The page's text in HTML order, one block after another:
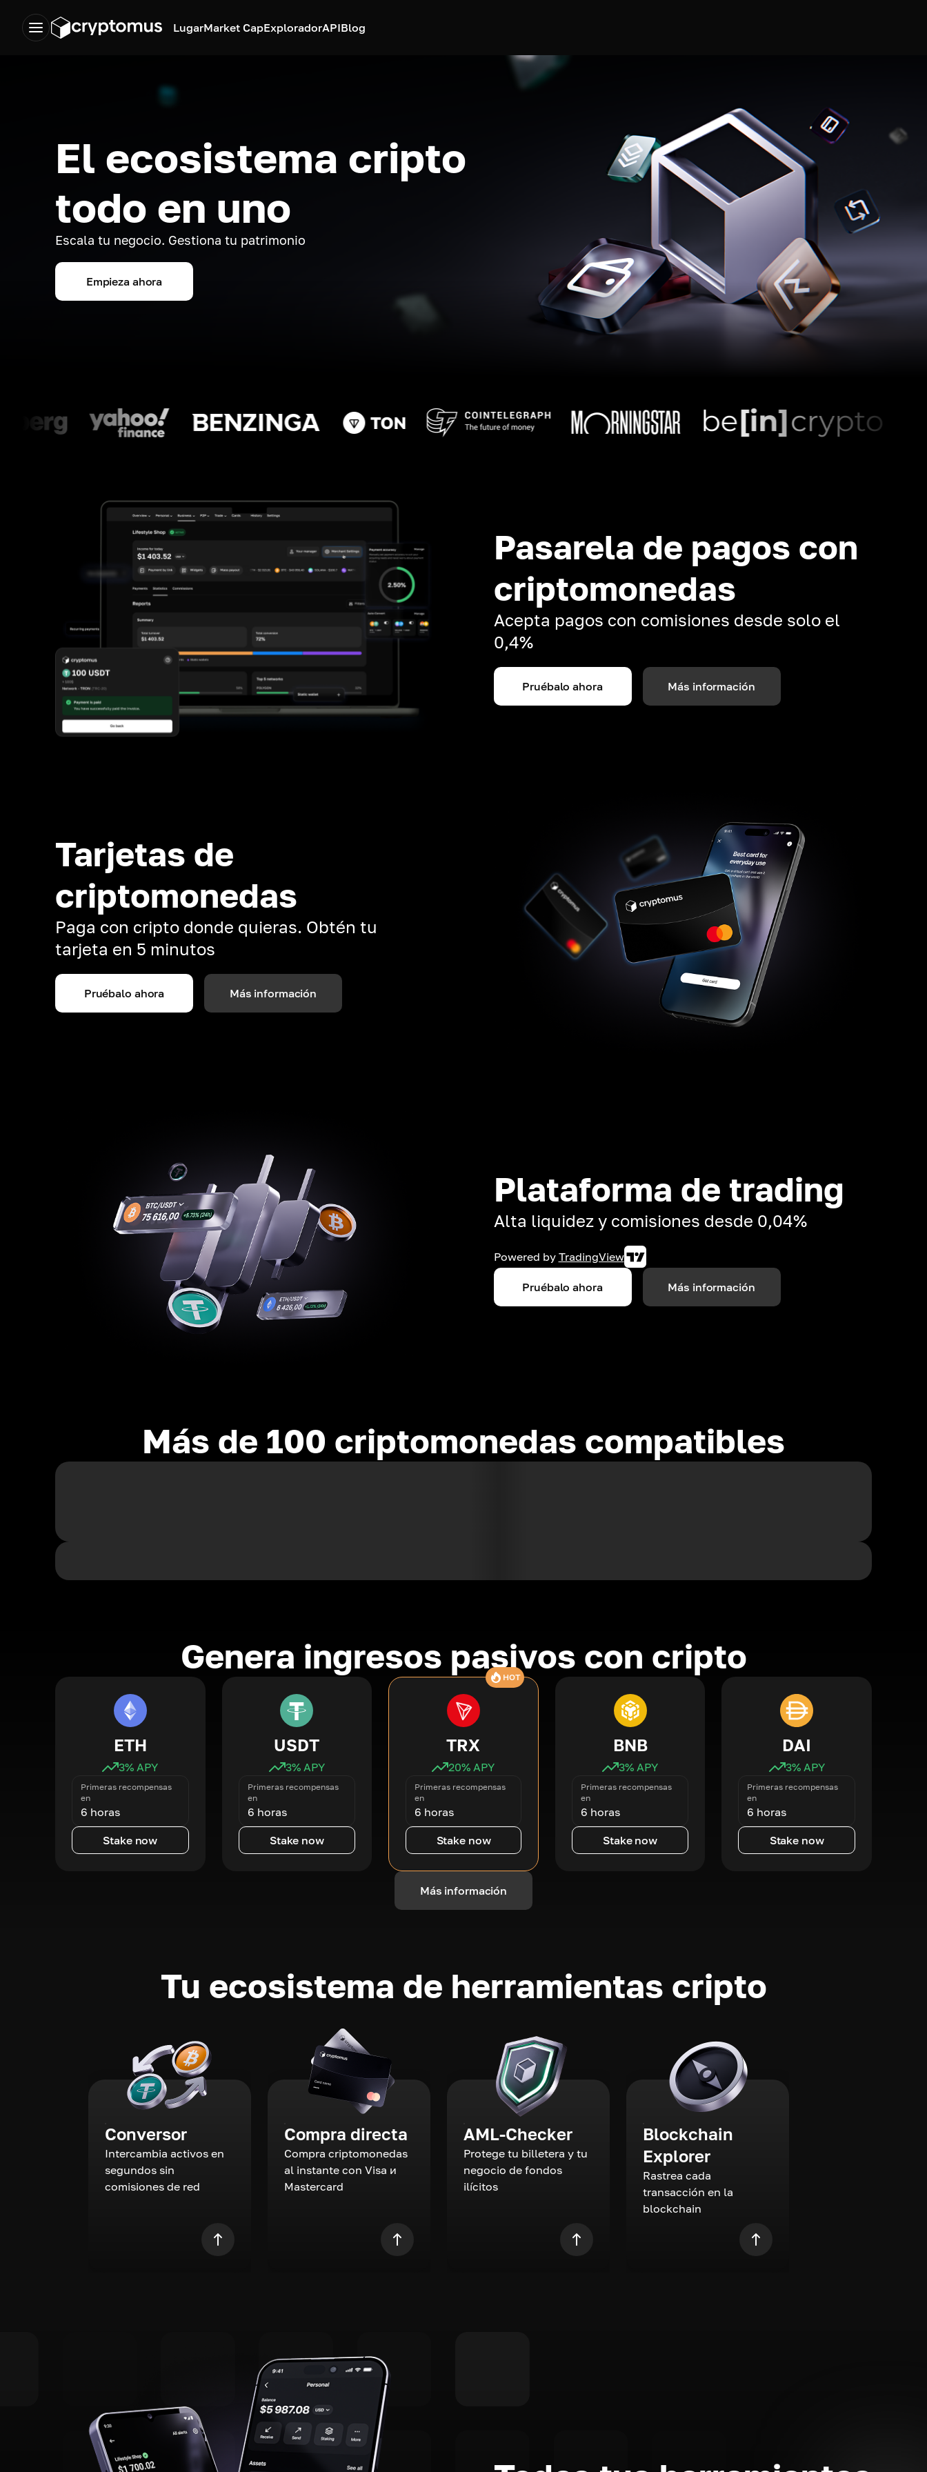
LugarMarket CapExploradorAPIBlog
El ecosistema cripto
todo en uno
Escala tu negocio. Gestiona tu patrimonio
Empieza ahora
Pasarela de pagos con
criptomonedas
Acepta pagos con comisiones desde solo el
0,4%
Pruébalo ahora Más información
Tarjetas de
criptomonedas
Paga con cripto donde quieras. Obtén tu
tarjeta en 5 minutos
Pruébalo ahora Más información
Plataforma de trading
Alta liquidez y comisiones desde 0,04%
Powered by TradingView
Pruébalo ahora Más información
Más de 100 criptomonedas compatibles
Genera ingresos pasivos con cripto
ETH
3% APY
Primeras recompensas
en
6 horas
Stake now
USDT
3% APY
Primeras recompensas
en
6 horas
Stake now
HOT
TRX
20% APY
Primeras recompensas
en
6 horas
Stake now
BNB
3% APY
Primeras recompensas
en
6 horas
Stake now
DAI
3% APY
Primeras recompensas
en
6 horas
Stake now
Más información
Tu ecosistema de herramientas cripto
Conversor
Intercambia activos en
segundos sin
comisiones de red
Compra directa
Compra criptomonedas
al instante con Visa и
Mastercard
AML-Checker
Protege tu billetera y tu
negocio de fondos
ilícitos
Blockchain
Explorer
Rastrea cada
transacción en la
blockchain